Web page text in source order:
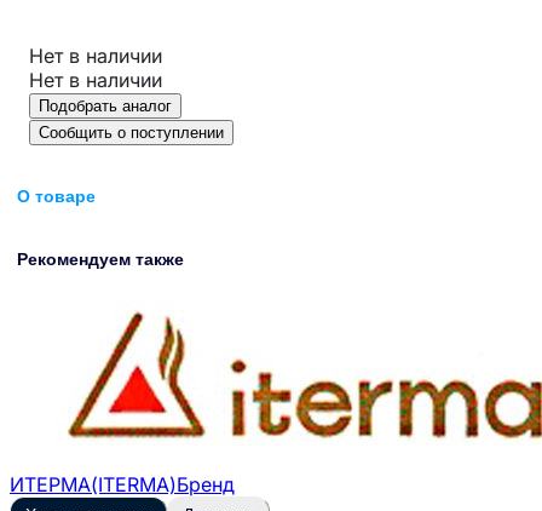
Нет в наличии
Нет в наличии
Подобрать аналог
Сообщить о поступлении
О товаре
Рекомендуем также
ИТЕРМА(ITERMA)Бренд